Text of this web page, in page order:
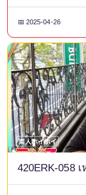
📅 2025-04-26